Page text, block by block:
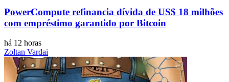
PowerCompute refinancia dívida de US$ 18 milhões
com empréstimo garantido por Bitcoin
há 12 horas
Zoltan Vardai